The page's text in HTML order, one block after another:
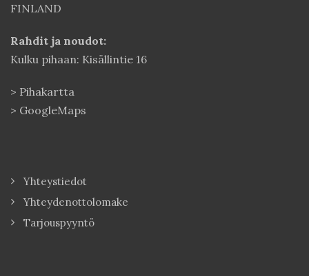
FINLAND
Rahdit ja noudot:
Kulku pihaan: Kisällintie 16
> Pihakartta
> GoogleMaps
Yhteystiedot
Yhteydenottolomake
Tarjouspyyntö